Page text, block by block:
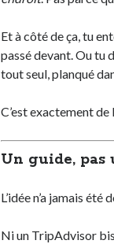
Et à côté de ça, tu
passé devant. Ou tu
tout seul, planqué
C’est exactement de
Un guide, pas
L’idée n’a jamais
Ni un TripAdvisor